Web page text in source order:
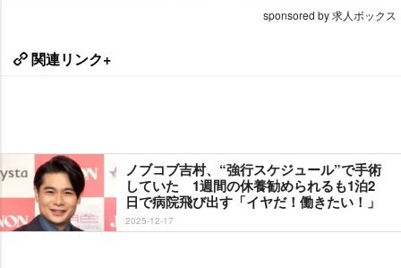
sponsored by 求人ボックス
関連リンク+
ノブコブ吉村、“強行スケジュール”で手術
していた 1週間の休養勧められるも1泊2
日で病院飛び出す「イヤだ！働きたい！」
2025-12-17